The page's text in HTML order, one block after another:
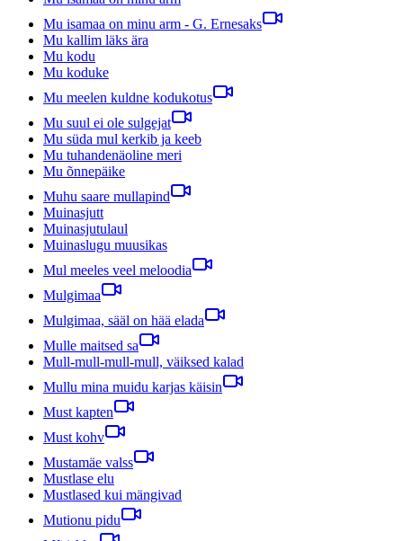
Mu isamaa on minu arm - G. Ernesaks
Mu kallim läks ära
Mu kodu
Mu koduke
Mu meelen kuldne kodukotus
Mu suul ei ole sulgejat
Mu süda mul kerkib ja keeb
Mu tuhandenäoline meri
Mu õnnepäike
Muhu saare mullapind
Muinasjutt
Muinasjutulaul
Muinaslugu muusikas
Mul meeles veel meloodia
Mulgimaa
Mulgimaa, sääl on hää elada
Mulle maitsed sa
Mull-mull-mull-mull, väiksed kalad
Mullu mina muidu karjas käisin
Must kapten
Must kohv
Mustamäe valss
Mustlase elu
Mustlased kui mängivad
Mutionu pidu